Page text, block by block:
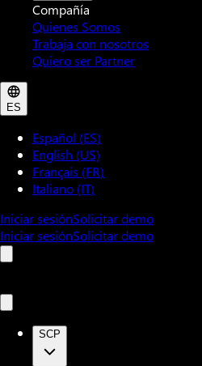
Compañía
Quienes Somos
Trabaja con nosotros
Quiero ser Partner
ES
Español (ES)
English (US)
Français (FR)
Italiano (IT)
Iniciar sesiónSolicitar demo
Iniciar sesiónSolicitar demo
SCP